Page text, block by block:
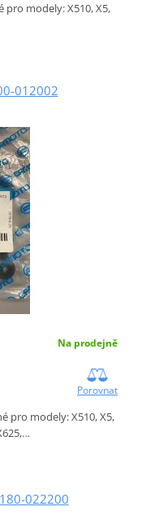
pro modely: X510, X5,
012002
Na prodejně
Porovnat
pro modely: X510, X5,
022200